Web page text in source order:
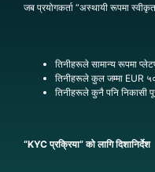
जब प्रयोगकर्ता “अस्थायी रूपमा
तिनीहरूले सामान्य रूपमा
तिनीहरूले कुल जम्मा EUR
तिनीहरूले कुनै पनि निकासी
“KYC प्रक्रिया” को लागि दिशानिर्देश